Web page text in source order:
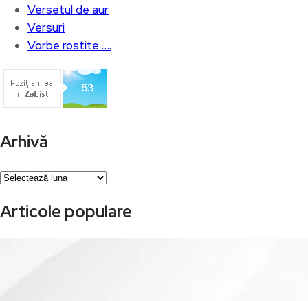
Versetul de aur
Versuri
Vorbe rostite ….
Arhivă
Arhivă
Articole populare